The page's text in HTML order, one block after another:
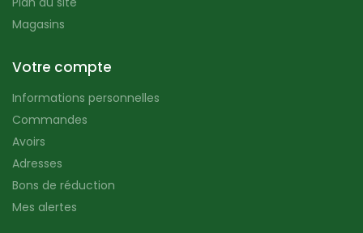
Magasins
Votre compte
Informations personnelles
Commandes
Avoirs
Adresses
Bons de réduction
Mes alertes